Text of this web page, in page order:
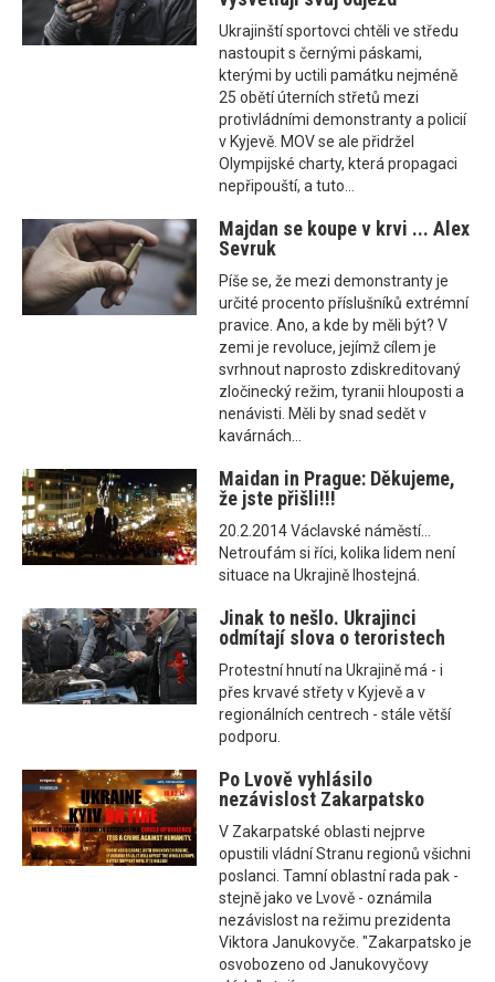
Ukrajinští sportovci chtěli ve středu
nastoupit s černými páskami,
kterými by uctili památku nejméně
25 obětí úterních střetů mezi
protivládními demonstranty a policií
v Kyjevě. MOV se ale přidržel
Olympijské charty, která propagaci
nepřipouští, a tuto...
Majdan se koupe v krvi ... Alex
Sevruk
Píše se, že mezi demonstranty je
určité procento příslušníků extrémní
pravice. Ano, a kde by měli být? V
zemi je revoluce, jejímž cílem je
svrhnout naprosto zdiskreditovaný
zločinecký režim, tyranii hlouposti a
nenávisti. Měli by snad sedět v
kavárnách...
Maidan in Prague: Děkujeme,
že jste přišli!!!
20.2.2014 Václavské náměstí...
Netroufám si říci, kolika lidem není
situace na Ukrajině lhostejná.
Jinak to nešlo. Ukrajinci
odmítají slova o teroristech
Protestní hnutí na Ukrajině má - i
přes krvavé střety v Kyjevě a v
regionálních centrech - stále větší
podporu.
Po Lvově vyhlásilo
nezávislost Zakarpatsko
V Zakarpatské oblasti nejprve
opustili vládní Stranu regionů všichni
poslanci. Tamní oblastní rada pak -
stejně jako ve Lvově - oznámila
nezávislost na režimu prezidenta
Viktora Janukovyče. "Zakarpatsko je
osvobozeno od Janukovyčovy